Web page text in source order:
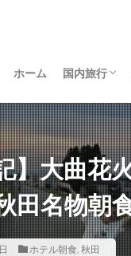
ホーム 国内旅行
羽田空港グ
大阪
京都
沖縄
新潟
長野
茨城
富山
金沢
山梨
】大曲花
田名物朝
ホテル朝食, 秋田